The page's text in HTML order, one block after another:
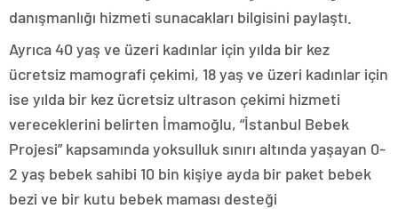
danışmanlığı hizmeti sunacakları bilgisini paylaştı.
Ayrıca 40 yaş ve üzeri kadınlar için yılda bir kez
ücretsiz mamografi çekimi, 18 yaş ve üzeri kadınlar için
ise yılda bir kez ücretsiz ultrason çekimi hizmeti
vereceklerini belirten İmamoğlu, “İstanbul Bebek
Projesi” kapsamında yoksulluk sınırı altında yaşayan 0-
2 yaş bebek sahibi 10 bin kişiye ayda bir paket bebek
bezi ve bir kutu bebek maması desteği